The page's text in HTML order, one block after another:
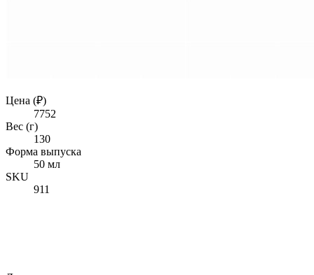
Цена (₽)
7752
Вес (г)
130
Форма выпуска
50 мл
SKU
911